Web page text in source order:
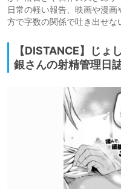
日常の軽い報告、映画や漫
方で字数の関係で吐き出せ
【DISTANCE】じ
銀さんの射精管理日